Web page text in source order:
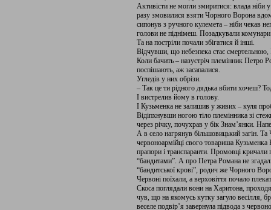
Активісти не могли змиритися: влада ніби
разу змовилися взяти Чорного Ворона
сипонув з ручного кулемета – ніби чекав
голови не піднімеш. Позадкували
Та на постріли почали збігатися й інші.
Відчувши, що небезпека стає
Коли бачить – назустріч племінник Петро
поспішають, аж засапалися.
Угледів у них обрізи.
– Так це ти рідного дядька вбити хочеш?
І вистрелив йому в голову.
І Кузьменка не залишив у живих – куля
Відіпхнувши ногою тіло племінника зі
через річку, почухрав у бік Знам’янки.
А в село нагрянув більшовицький загін.
червоноармійці свого товариша
прапори і транспаранти. Промовці
“бандитами”. А про Петра Романа не
“бандитської крові”, родич же Чорного
Червоні поїхали, а верховіття почало
Скоса поглядали вони на Харитона,
чув, що на якомусь кутку загуло весілля,
веселе подвір’я завернула підвода з